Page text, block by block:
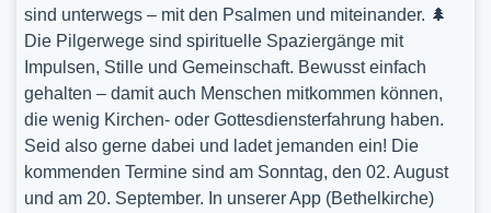
sind unterwegs – mit den Psalmen und miteinander. 🌲
Die Pilgerwege sind spirituelle Spaziergänge mit
Impulsen, Stille und Gemeinschaft. Bewusst einfach
gehalten – damit auch Menschen mitkommen können,
die wenig Kirchen- oder Gottesdiensterfahrung haben.
Seid also gerne dabei und ladet jemanden ein! Die
kommenden Termine sind am Sonntag, den 02. August
und am 20. September. In unserer App (Bethelkirche)